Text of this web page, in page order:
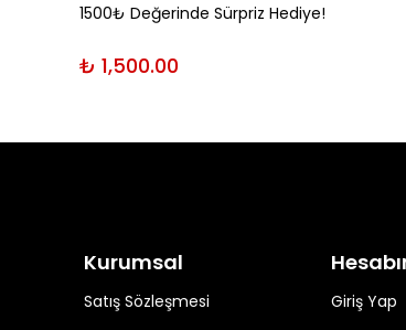
1500₺ Değerinde Sürpriz Hediye!
₺ 1,500.00
Kurumsal
Satış Sözleşmesi
Giriş Yap